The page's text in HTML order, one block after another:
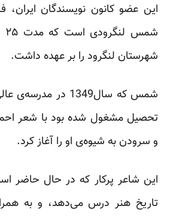
این عضو کانون نویسندگان ایران،
شهرستان لنگرود را بر عهده داشت.
شمس که سال1349 در
تحصیل مشغول شده بود با شعر
و سرودن به شیوه‌ی او را آغاز کرد.
این شاعر پرکار که در حال حاضر
تاریخ هنر درس می‌دهد، و به